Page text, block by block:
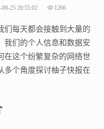
09-25 20:55:02 1266
们每天都会接触到大量的
我们的个人信息和数据安
在这个纷繁复杂的网络世
多个角度探讨柚子快报在